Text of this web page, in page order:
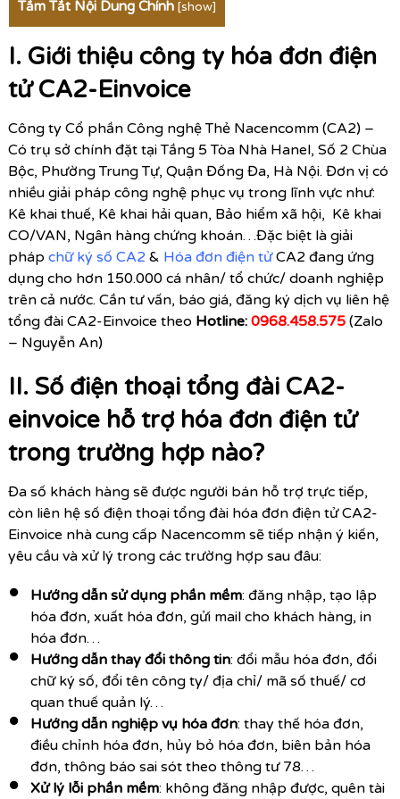
Tắm Tắt Nội Dung Chính [show]
I. Giới thiệu công ty hóa đơn điện
tử CA2-Einvoice
Công ty Cổ phần Công nghệ Thẻ Nacencomm (CA2) –
Có trụ sở chính đặt tại Tầng 5 Tòa Nhà Hanel, Số 2 Chùa
Bộc, Phường Trung Tự, Quận Đống Đa, Hà Nội. Đơn vị có
nhiều giải pháp công nghệ phục vụ trong lĩnh vực như:
Kê khai thuế, Kê khai hải quan, Bảo hiểm xã hội, Kê khai
CO/VAN, Ngân hàng chứng khoán…Đặc biệt là giải
pháp chữ ký số CA2 & Hóa đơn điện tửCA2 đang ứng
dụng cho hơn 150.000 cá nhân/ tổ chức/ doanh nghiệp
trên cả nước. Cần tư vấn, báo giá, đăng ký dịch vụ liên hệ
tổng đài CA2-Einvoice theo Hotline: 0968.458.575(Zalo
– Nguyễn An)
II. Số điện thoại tổng đài CA2-
einvoice hỗ trợ hóa đơn điện tử
trong trường hợp nào?
Đa số khách hàng sẽ được người bán hỗ trợ trực tiếp,
còn liên hệ số điện thoại tổng đài hóa đơn điện tử CA2-
Einvoice nhà cung cấp Nacencomm sẽ tiếp nhận ý kiến,
yêu cầu và xử lý trong các trường hợp sau đâu:
Hướng dẫn sử dụng phần mềm: đăng nhập, tạo lập
hóa đơn, xuất hóa đơn, gửi mail cho khách hàng, in
hóa đơn…
Hướng dẫn thay đổi thông tin: đổi mẫu hóa đơn, đổi
chữ ký số, đổi tên công ty/ địa chỉ/ mã số thuế/ cơ
quan thuế quản lý…
Hướng dẫn nghiệp vụ hóa đơn: thay thế hóa đơn,
điều chỉnh hóa đơn, hủy bỏ hóa đơn, biên bản hóa
đơn, thông báo sai sót theo thông tư 78…
Xử lý lỗi phần mềm: không đăng nhập được, quên tài